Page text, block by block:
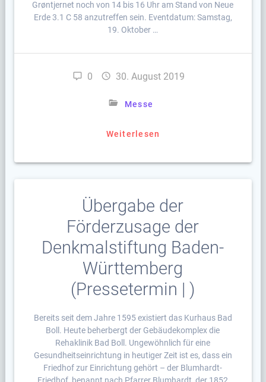
Grøntjernet noch von 14 bis 16 Uhr am Stand von Neue
Erde 3.1 C 58 anzutreffen sein. Eventdatum: Samstag,
19. Oktober …
0 30. August 2019
Messe
Weiterlesen
Übergabe der
Förderzusage der
Denkmalstiftung Baden-
Württemberg
(Pressetermin | )
Bereits seit dem Jahre 1595 existiert das Kurhaus Bad
Boll. Heute beherbergt der Gebäudekomplex die
Rehaklinik Bad Boll. Ungewöhnlich für eine
Gesundheitseinrichtung in heutiger Zeit ist es, dass ein
Friedhof zur Einrichtung gehört – der Blumhardt-